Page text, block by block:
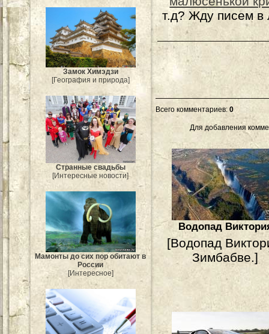
Замок Химэдзи
[География и природа]
Странные свадьбы
[Интересные новости]
Мамонты до сих пор обитают в
России
[Интересное]
т.д? Жду писем в
Всего комментариев: 0
Для добавления
Водопад
[Водопад
Зимбабве.]